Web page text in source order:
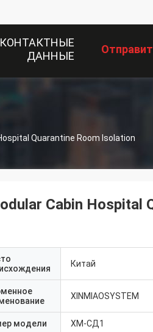
КОНТАКТНЫЕ
ДАННЫЕ
Quarantine Room Isolation
Cabin Hospital
Китай
XINMIAOSYSTEM
модели ХМ-СД1